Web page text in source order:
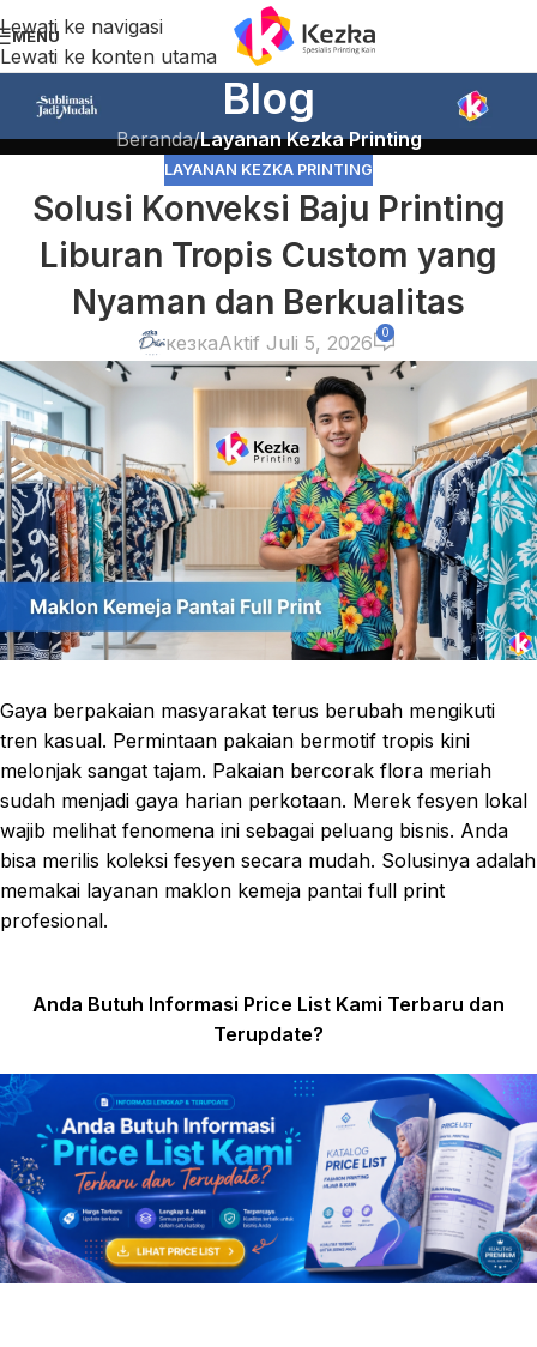
Lewati ke navigasi
Lewati ke konten utama
MENU
Blog
Beranda/Layanan Kezka Printing
LAYANAN KEZKA PRINTING
Solusi Konveksi Baju Printing
Liburan Tropis Custom yang
Nyaman dan Berkualitas
кезкаAktif Juli 5, 2026 0
Gaya berpakaian masyarakat terus berubah mengikuti
tren kasual. Permintaan pakaian bermotif tropis kini
melonjak sangat tajam. Pakaian bercorak flora meriah
sudah menjadi gaya harian perkotaan. Merek fesyen lokal
wajib melihat fenomena ini sebagai peluang bisnis. Anda
bisa merilis koleksi fesyen secara mudah. Solusinya adalah
memakai layanan maklon kemeja pantai full print
profesional.
Anda Butuh Informasi Price List Kami Terbaru dan
Terupdate?